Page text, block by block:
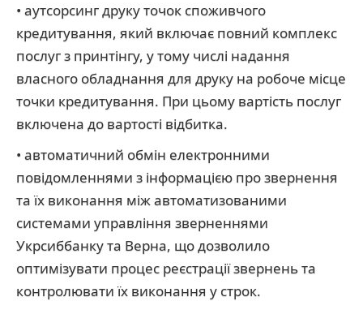
• аутсорсинг друку точок споживчого
кредитування, який включає повний комплекс
послуг з принтінгу, у тому числі надання
власного обладнання для друку на робоче місце
точки кредитування. При цьому вартість послуг
включена до вартості відбитка.
• автоматичний обмін електронними
повідомленнями з інформацією про звернення
та їх виконання між автоматизованими
системами управління зверненнями
Укрсиббанку та Верна, що дозволило
оптимізувати процес реєстрації звернень та
контролювати їх виконання у строк.